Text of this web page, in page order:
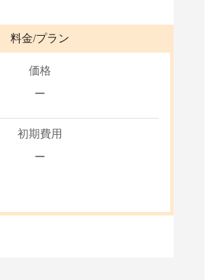
料金/プラン
価格
ー
初期費用
ー